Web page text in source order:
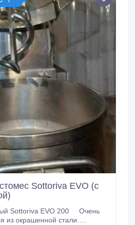
Sottoriva EVO (с
Sottoriva EVO 200 Очень
из окрашенной стали.